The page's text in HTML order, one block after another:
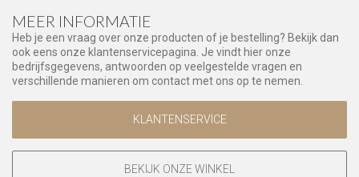
MEER INFORMATIE
Heb je een vraag over onze producten of je bestelling? Bekijk dan
ook eens onze klantenservicepagina. Je vindt hier onze
bedrijfsgegevens, antwoorden op veelgestelde vragen en
verschillende manieren om contact met ons op te nemen.
KLANTENSERVICE
BEKIJK ONZE WINKEL